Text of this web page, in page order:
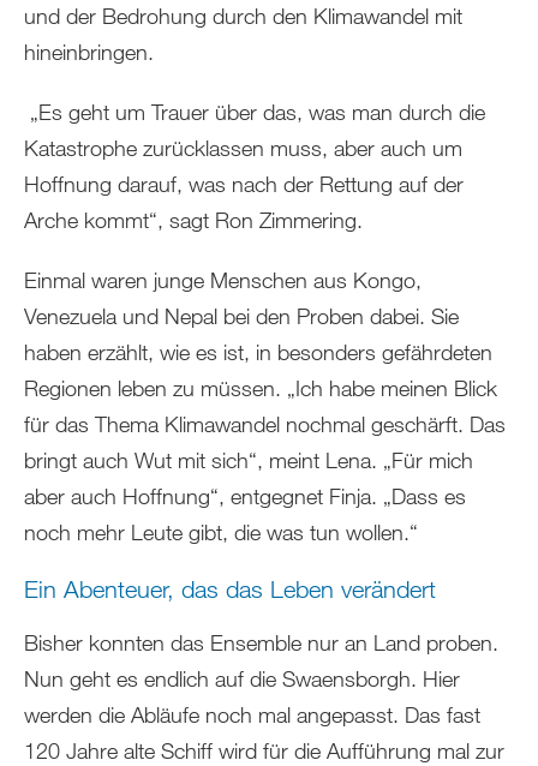
und der Bedrohung durch den Klimawandel mit
hineinbringen.
„Es geht um Trauer über das, was man durch die
Katastrophe zurücklassen muss, aber auch um
Hoffnung darauf, was nach der Rettung auf der
Arche kommt“, sagt Ron Zimmering.
Einmal waren junge Menschen aus Kongo,
Venezuela und Nepal bei den Proben dabei. Sie
haben erzählt, wie es ist, in besonders gefährdeten
Regionen leben zu müssen. „Ich habe meinen Blick
für das Thema Klimawandel nochmal geschärft. Das
bringt auch Wut mit sich“, meint Lena. „Für mich
aber auch Hoffnung“, entgegnet Finja. „Dass es
noch mehr Leute gibt, die was tun wollen.“
Ein Abenteuer, das das Leben verändert
Bisher konnten das Ensemble nur an Land proben.
Nun geht es endlich auf die Swaensborgh. Hier
werden die Abläufe noch mal angepasst. Das fast
120 Jahre alte Schiff wird für die Aufführung mal zur